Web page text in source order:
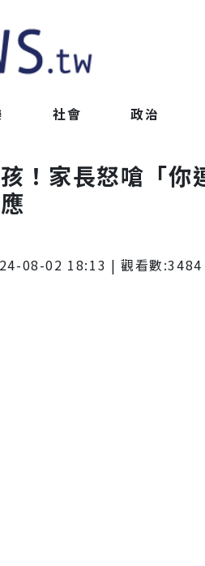
社會 政治
！家長怒嗆「你
08-02 18:13 | 觀看數:3484